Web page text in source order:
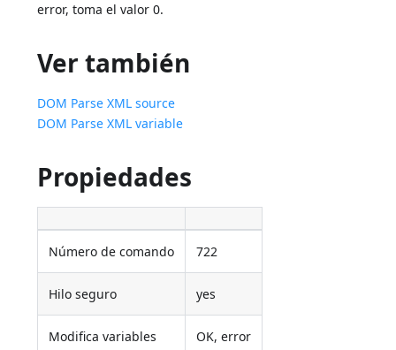
error, toma el valor 0.
Ver también
DOM Parse XML source
DOM Parse XML variable
Propiedades
Número de comando 722
Hilo seguro yes
Modifica variables OK, error